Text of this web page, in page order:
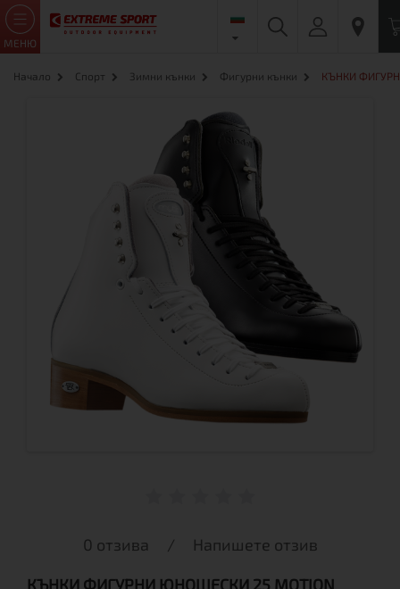
МЕНЮ
Начало Спорт Зимни кънки Фигурни кънки КЪНКИ
0 отзива / Напишете отзив
КЪНКИ ФИГУРНИ ЮНОШЕСКИ 25 MOTION